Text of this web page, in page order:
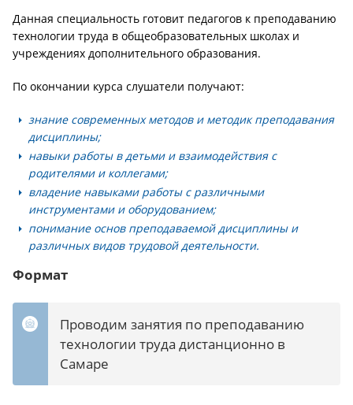
Данная специальность готовит педагогов к преподаванию
технологии труда в общеобразовательных школах и
учреждениях дополнительного образования.
По окончании курса слушатели получают:
знание современных методов и методик преподавания
дисциплины;
навыки работы в детьми и взаимодействия с
родителями и коллегами;
владение навыками работы с различными
инструментами и оборудованием;
понимание основ преподаваемой дисциплины и
различных видов трудовой деятельности.
Формат
Проводим занятия по преподаванию
технологии труда дистанционно в
Самаре